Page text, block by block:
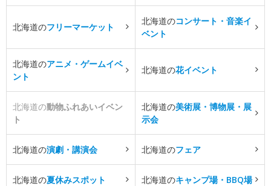
北海道のフリーマーケット
北海道のコンサート・音楽イ
ベント
北海道のアニメ・ゲームイベ
ント
北海道の花イベント
北海道の動物ふれあいイベン
ト
北海道の美術展・博物展・展
示会
北海道の演劇・講演会 北海道のフェア
北海道の夏休みスポット 北海道のキャンプ場・BBQ場